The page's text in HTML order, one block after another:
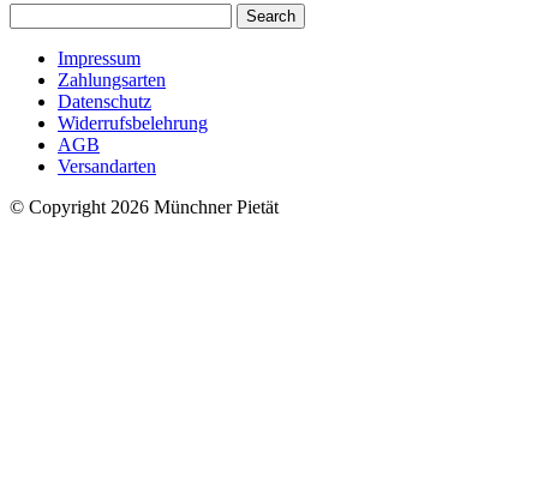
Search
Impressum
Zahlungsarten
Datenschutz
Widerrufsbelehrung
AGB
Versandarten
© Copyright 2026 Münchner Pietät